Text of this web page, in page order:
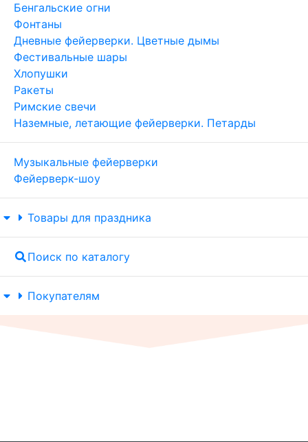
Бенгальские огни
Фонтаны
Дневные фейерверки. Цветные дымы
Фестивальные шары
Хлопушки
Ракеты
Римские свечи
Наземные, летающие фейерверки. Петарды
Музыкальные фейерверки
Фейерверк-шоу
Товары для праздника
Поиск по каталогу
Покупателям